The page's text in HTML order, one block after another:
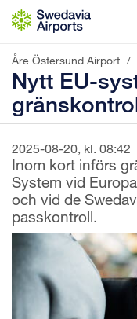
Gå till innehåll
Åre Östersund Airport /
Nytt EU-
2025-08-20, kl. 08:42
Inom kort införs
System vid
och vid de
passkontroll.